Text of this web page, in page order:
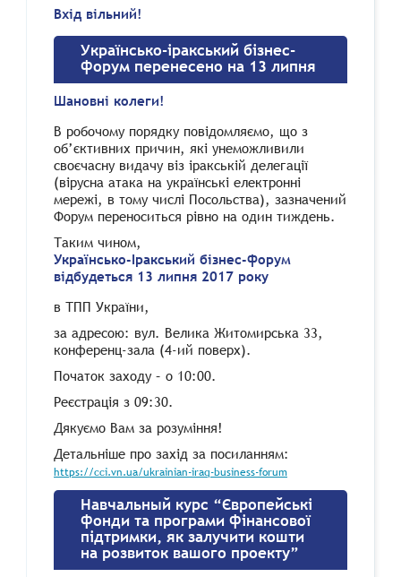
Вхід вільний!
Українсько-іракський бізнес-
форум перенесено на 13 липня
Шановні колеги!
В робочому порядку повідомляємо, що з
об’єктивних причин, які унеможливили
своєчасну видачу віз іракській делегації
(вірусна атака на українські електронні
мережі, в тому числі Посольства), зазначений
Форум переноситься рівно на один тиждень.
Таким чином,
Українсько-Іракський бізнес-форум
відбудеться 13 липня 2017 року
в ТПП України,
за адресою: вул. Велика Житомирська 33,
конференц-зала (4-ий поверх).
Початок заходу – о 10:00.
Реєстрація з 09:30.
Дякуємо Вам за розуміння!
Детальніше про захід за посиланням:
https://cci.vn.ua/ukrainian-iraq-business-forum
Навчальный курс “Європейські
фонди та програми фінансової
підтримки, як залучити кошти
на розвиток вашого проекту”